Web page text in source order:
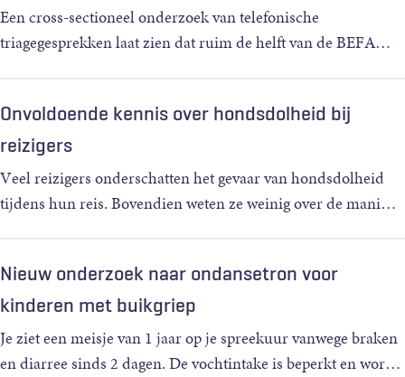
Een cross-sectioneel onderzoek van telefonische
triagegesprekken laat zien dat ruim de helft van de BEFA…
Onvoldoende kennis over hondsdolheid bij
reizigers
Veel reizigers onderschatten het gevaar van hondsdolheid
tijdens hun reis. Bovendien weten ze weinig over de mani…
Nieuw onderzoek naar ondansetron voor
kinderen met buikgriep
Je ziet een meisje van 1 jaar op je spreekuur vanwege braken
en diarree sinds 2 dagen. De vochtintake is beperkt en wor…